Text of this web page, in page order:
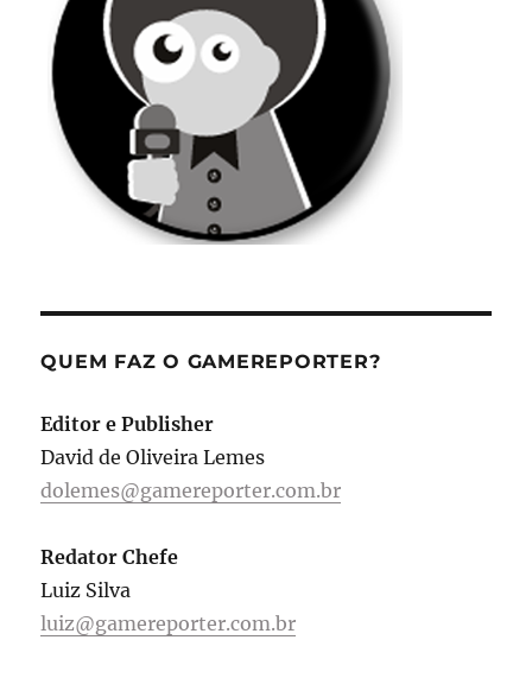
QUEM FAZ O GAMEREPORTER?
Editor e Publisher
David de Oliveira Lemes
dolemes@gamereporter.com.br
Redator Chefe
Luiz Silva
luiz@gamereporter.com.br